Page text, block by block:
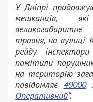
У Дніпрі
мешканців,
травня, на вулиці
рейду
помітили
на територію
повідомляє 49000
Оперативний“.